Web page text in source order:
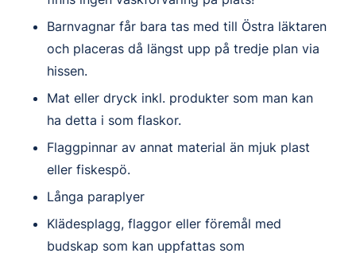
Barnvagnar får bara tas med till Östra läktaren
och placeras då längst upp på tredje plan via
hissen.
Mat eller dryck inkl. produkter som man kan
ha detta i som flaskor.
Flaggpinnar av annat material än mjuk plast
eller fiskespö.
Långa paraplyer
Klädesplagg, flaggor eller föremål med
budskap som kan uppfattas som